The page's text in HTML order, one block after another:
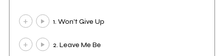
1. Won't Give Up
2. Leave Me Be